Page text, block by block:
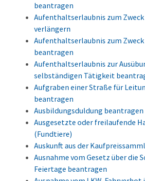
beantragen
Aufenthaltserlaubnis zum
verlängern
Aufenthaltserlaubnis zum Zweck
beantragen
Aufenthaltserlaubnis zur
selbständigen Tätigkeit
Aufgraben einer Straße für
beantragen
Ausbildungsduldung beantragen
Ausgesetzte oder freilaufende
(Fundtiere)
Auskunft aus der
Ausnahme vom Gesetz über die
Feiertage beantragen